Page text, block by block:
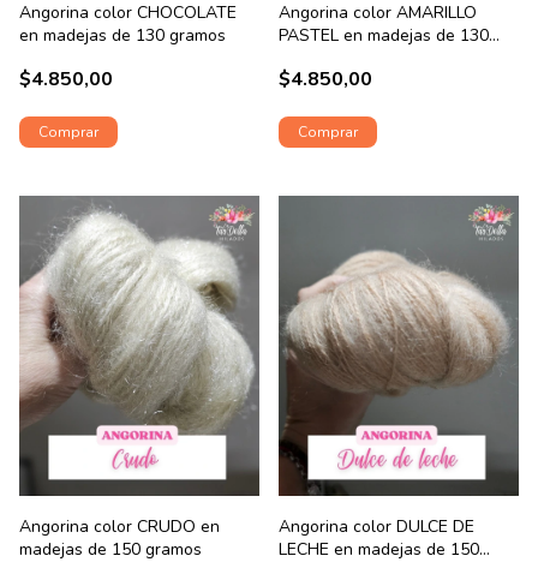
Angorina color CHOCOLATE
en madejas de 130 gramos
$4.850,00
Angorina color AMARILLO
PASTEL en madejas de 130
$4.850,00
Angorina color CRUDO en
madejas de 150 gramos
Angorina color DULCE DE
LECHE en madejas de 150